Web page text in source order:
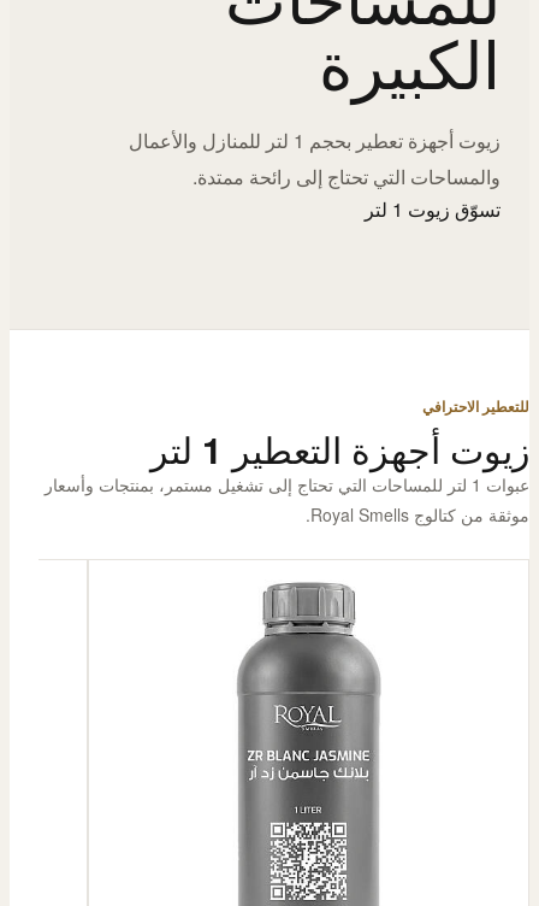
الكبيرة
زيوت أجهزة تعطير بحجم 1 لتر للمنازل والأعمال
والمساحات التي تحتاج إلى رائحة ممتدة.
تسوّق زيوت 1 لتر
للتعطير الاحترافي
زيوت أجهزة التعطير 1 لتر
عبوات 1 لتر للمساحات التي تحتاج إلى تشغيل مستمر، بمنتجات وأسعار
موثقة من كتالوج Royal Smells.